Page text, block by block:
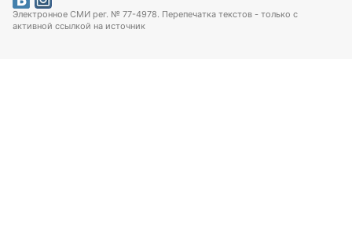
Электронное СМИ рег. № 77-4978. Перепечатка текстов - только с
активной ссылкой на источник